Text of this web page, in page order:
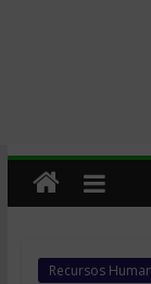
Recursos